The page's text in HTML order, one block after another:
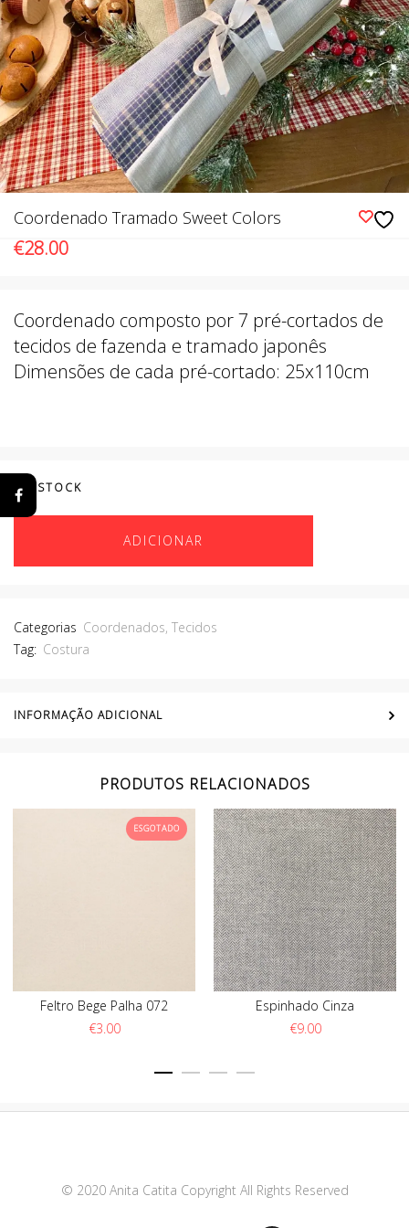
Coordenado Tramado Sweet Colors
€28.00
Coordenado composto por 7 pré-cortados de
tecidos de fazenda e tramado japonês
Dimensões de cada pré-cortado: 25x110cm
EM STOCK
ADICIONAR
Categorias Coordenados, Tecidos
Tag: Costura
INFORMAÇÃO ADICIONAL
PRODUTOS RELACIONADOS
ESGOTADO
Feltro Bege Palha 072
€3.00
Espinhado Cinza
€9.00
© 2020 Anita Catita Copyright All Rights Reserved